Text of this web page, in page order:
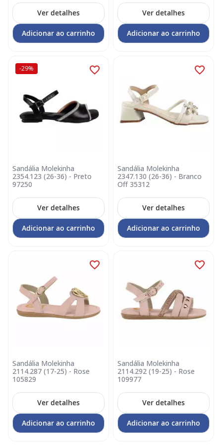
Ver detalhes
Adicionar ao carrinho
Ver detalhes
Adicionar ao carrinho
-29%
Sandália Molekinha
2354.123 (26-36) - Preto
97250
Ver detalhes
Adicionar ao carrinho
Sandália Molekinha
2347.130 (26-36) - Branco
Off 35312
Ver detalhes
Adicionar ao carrinho
Sandália Molekinha
2114.287 (17-25) - Rose
105829
Ver detalhes
Adicionar ao carrinho
Sandália Molekinha
2114.292 (19-25) - Rose
109977
Ver detalhes
Adicionar ao carrinho